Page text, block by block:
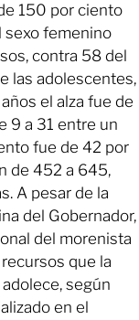
150 por ciento
sexo femenino
contra 58 del
las adolescentes,
el alza fue de
9 a 31 entre un
fue de 42 por
de 452 a 645,
A pesar de la
del Gobernador,
del morenista
que la
según
en el